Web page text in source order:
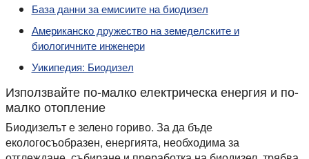
База данни за емисиите на биодизел
Американско дружество на земеделските и
биологичните инженери
Уикипедия: Биодизел
Използвайте по-малко електрическа енергия и по-
малко отопление
Биодизелът е зелено гориво. За да бъде
екологосъобразен, енергията, необходима за